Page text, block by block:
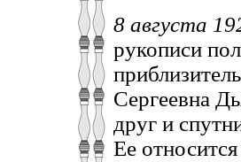
8 августа
рукописи
Сергеевна
друг и
Ее